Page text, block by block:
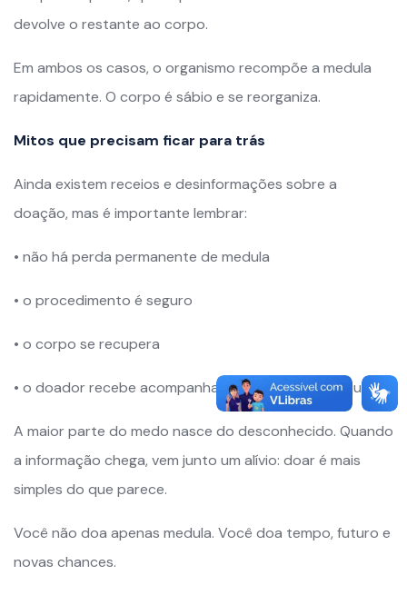
devolve o restante ao corpo.
Em ambos os casos, o organismo recompõe a medula
rapidamente. O corpo é sábio e se reorganiza.
Mitos que precisam ficar para trás
Ainda existem receios e desinformações sobre a
doação, mas é importante lembrar:
• não há perda permanente de medula
• o procedimento é seguro
• o corpo se recupera
• o doador recebe acompanhamento médico adequado
A maior parte do medo nasce do desconhecido. Quando
a informação chega, vem junto um alívio: doar é mais
simples do que parece.
Você não doa apenas medula. Você doa tempo, futuro e
novas chances.